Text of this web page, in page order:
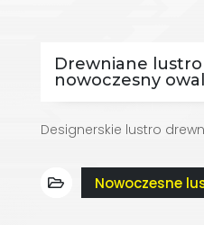
Drewniane lustro
nowoczesny
Designerskie lustro
Nowoczesne